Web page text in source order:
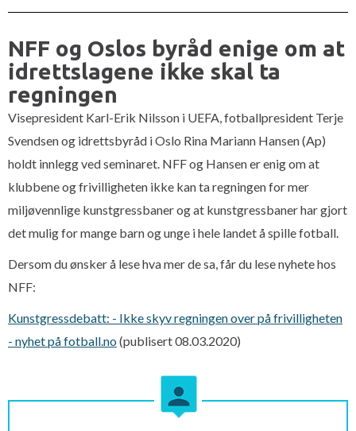
NFF og Oslos byråd enige om at
idrettslagene ikke skal ta
regningen
Visepresident Karl-Erik Nilsson i UEFA, fotballpresident Terje
Svendsen og idrettsbyråd i Oslo Rina Mariann Hansen (Ap)
holdt innlegg ved seminaret. NFF og Hansen er enig om at
klubbene og frivilligheten ikke kan ta regningen for mer
miljøvennlige kunstgressbaner og at kunstgressbaner har gjort
det mulig for mange barn og unge i hele landet å spille fotball.
Dersom du ønsker å lese hva mer de sa, får du lese nyhete hos
NFF:
Kunstgressdebatt: - Ikke skyv regningen over på frivilligheten
- nyhet på fotball.no(publisert 08.03.2020)